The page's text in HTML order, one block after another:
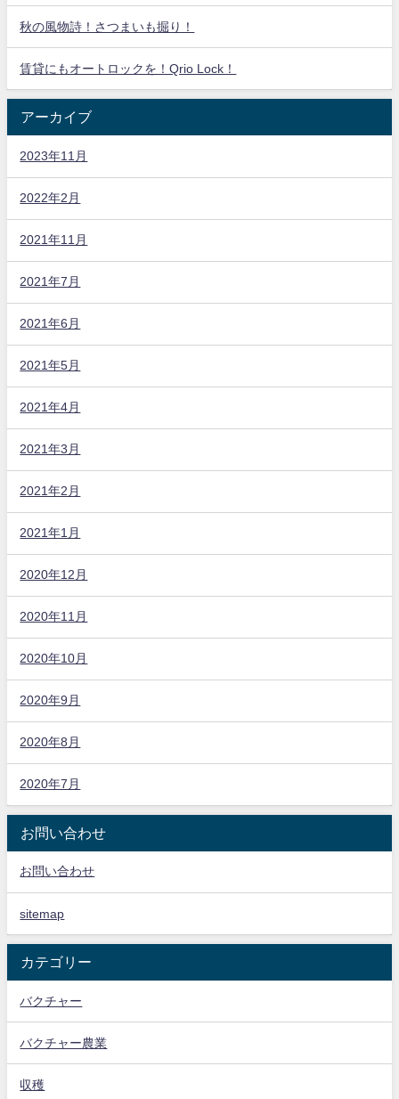
秋の風物詩！さつまいも掘り！
賃貸にもオートロックを！Qrio Lock！
アーカイブ
2023年11月
2022年2月
2021年11月
2021年7月
2021年6月
2021年5月
2021年4月
2021年3月
2021年2月
2021年1月
2020年12月
2020年11月
2020年10月
2020年9月
2020年8月
2020年7月
お問い合わせ
お問い合わせ
sitemap
カテゴリー
バクチャー
バクチャー農業
収穫